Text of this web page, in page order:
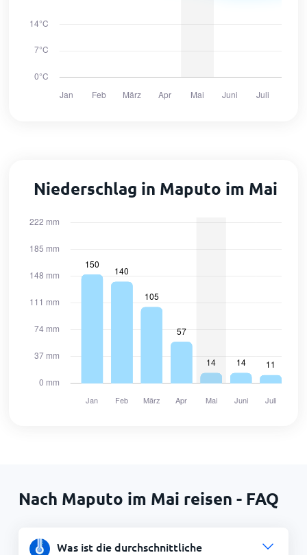
Niederschlag in Maputo im Mai
Nach Maputo im Mai reisen - FAQ
Was ist die durchschnittliche